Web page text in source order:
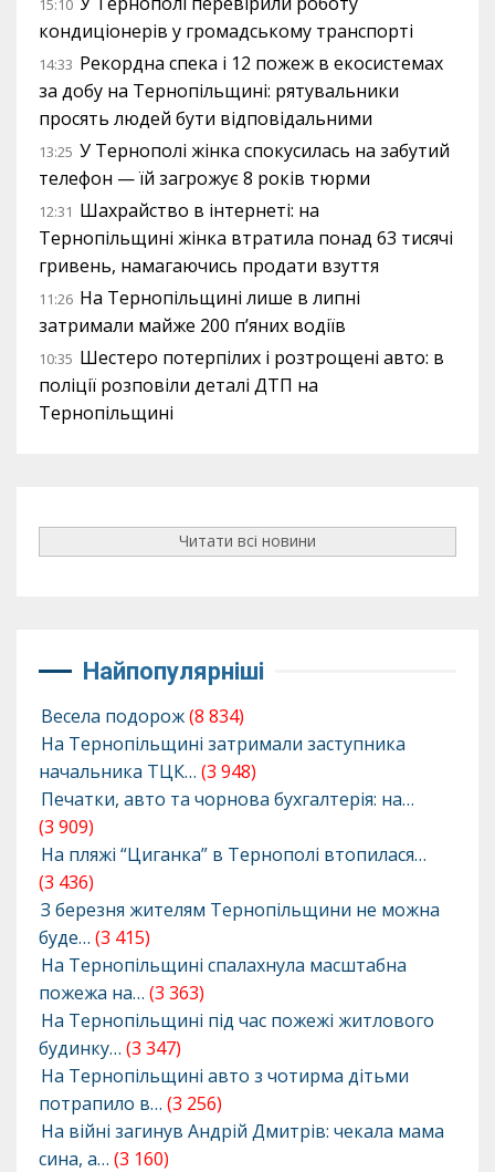
15:10
кондиціонерів у громадському транспорті
14:33 Рекордна спека і 12 пожеж в екосистемах
за добу на Тернопільщині: рятувальники
просять людей бути відповідальними
13:25 У Тернополі жінка спокусилась на забутий
телефон — їй загрожує 8 років тюрми
12:31 Шахрайство в інтернеті: на
Тернопільщині жінка втратила понад 63 тисячі
гривень, намагаючись продати взуття
11:26 На Тернопільщині лише в липні
затримали майже 200 п’яних водіїв
10:35 Шестеро потерпілих і розтрощені авто: в
поліції розповіли деталі ДТП на
Тернопільщині
Читати всі новини
Найпопулярніші
Весела подорож(8 834)
На Тернопільщині затримали заступника
начальника ТЦК… (3 948)
Печатки, авто та чорнова бухгалтерія: на…
(3 909)
На пляжі “Циганка” в Тернополі втопилася…
(3 436)
З березня жителям Тернопільщини не можна
буде… (3 415)
На Тернопільщині спалахнула масштабна
пожежа на… (3 363)
На Тернопільщині під час пожежі житлового
будинку… (3 347)
На Тернопільщині авто з чотирма дітьми
потрапило в… (3 256)
На війні загинув Андрій Дмитрів: чекала мама
сина, а… (3 160)